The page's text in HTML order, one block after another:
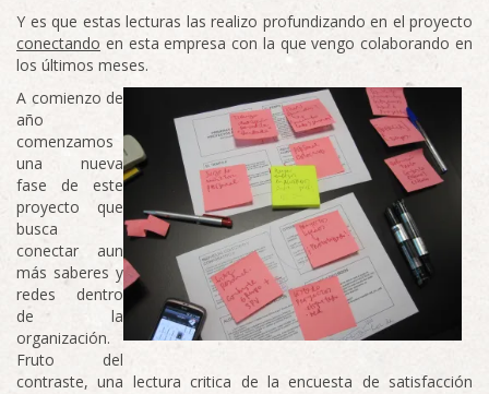
Y es que estas lecturas las realizo profundizando en el proyecto
conectando en esta empresa con la que vengo colaborando en
los últimos meses.
A comienzo de
año
comenzamos
una nueva
fase de este
proyecto que
busca
conectar aun
más saberes y
redes dentro
de la
organización.
Fruto del
contraste, una lectura critica de la encuesta de satisfacción